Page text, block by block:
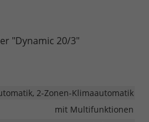
"Dynamic 20/3"
2-Zonen-Klimaautomatik
mit Multifunktionen